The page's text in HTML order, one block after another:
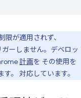
が適用されず、
ーしません。デベロッ
計画を その使用を
。 対応しています。